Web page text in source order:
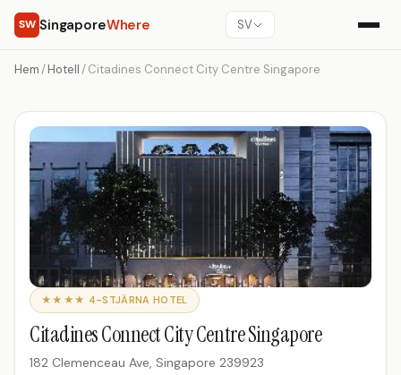
SW SingaporeWhere SV
Hem /Hotell /Citadines Connect City Centre Singapore
★★★★ 4-STJÄRNA HOTEL
Citadines Connect City Centre Singapore
182 Clemenceau Ave, Singapore 239923